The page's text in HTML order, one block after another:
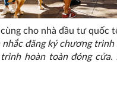
cho nhà đầu tư quốc
nhắc đăng ký chương trình
hoàn toàn đóng